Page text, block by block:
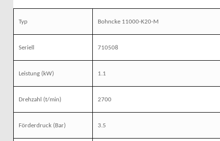
Typ Bohncke 11000-K20-M
Seriell 710508
Leistung(kW) 1.1
Drehzahl (t/min) 2700
Förderdruck(Bar) 3.5